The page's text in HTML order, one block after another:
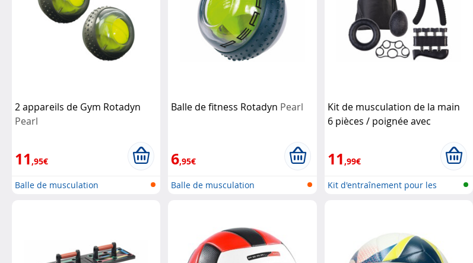
2 appareils de Gym Rotadyn
Pearl
11,95€
Balle de musculation
Balle de fitness Rotadyn Pearl
6,95€
Balle de musculation
Kit de musculation de la main
6 pièces / poignée avec
11,99€
Kit d'entraînement pour les